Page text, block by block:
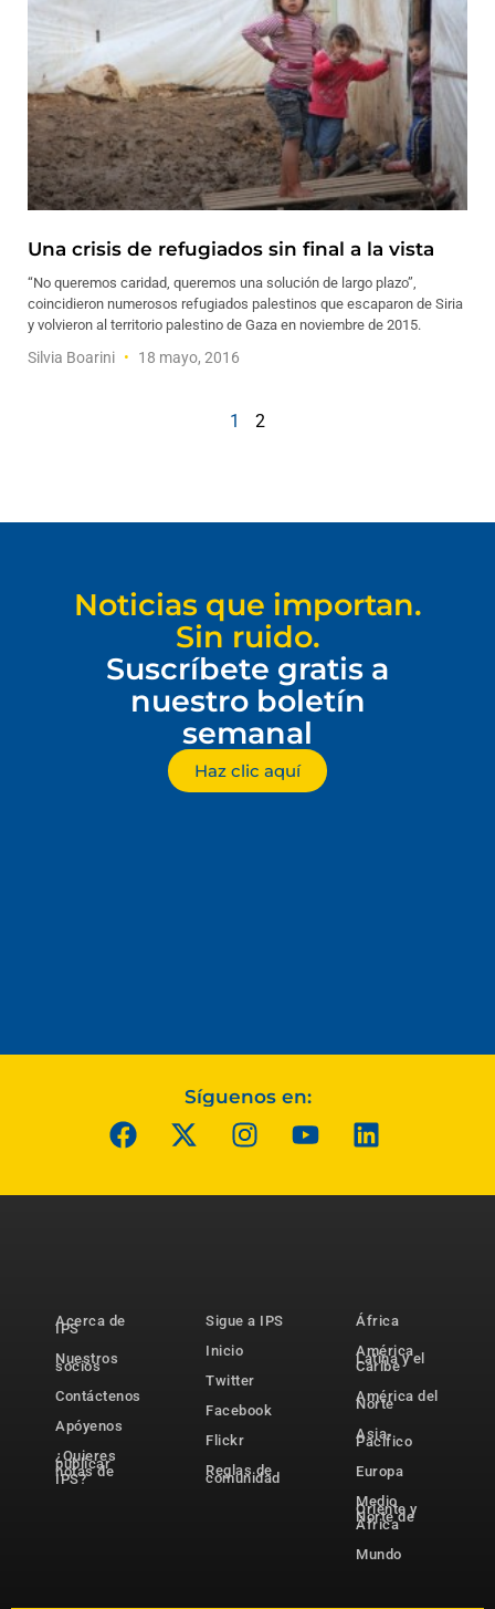
Una crisis de refugiados sin final a la vista
“No queremos caridad, queremos una solución de largo plazo”,
coincidieron numerosos refugiados palestinos que escaparon de Siria
y volvieron al territorio palestino de Gaza en noviembre de 2015.
Silvia Boarini 18 mayo, 2016
1 2
Noticias que importan.
Sin ruido.
Suscríbete gratis a
nuestro boletín
semanal
Haz clic aquí
Síguenos en:
Acerca de
IPS
Nuestros
socios
Contáctenos
Apóyenos
¿Quieres
publicar
notas de
IPS?
Sigue a IPS
Inicio
Twitter
Facebook
Flickr
Reglas de
comunidad
África
América
Latina y el
Caribe
América del
Norte
Asia-
Pacífico
Europa
Medio
Oriente y
Norte de
África
Mundo